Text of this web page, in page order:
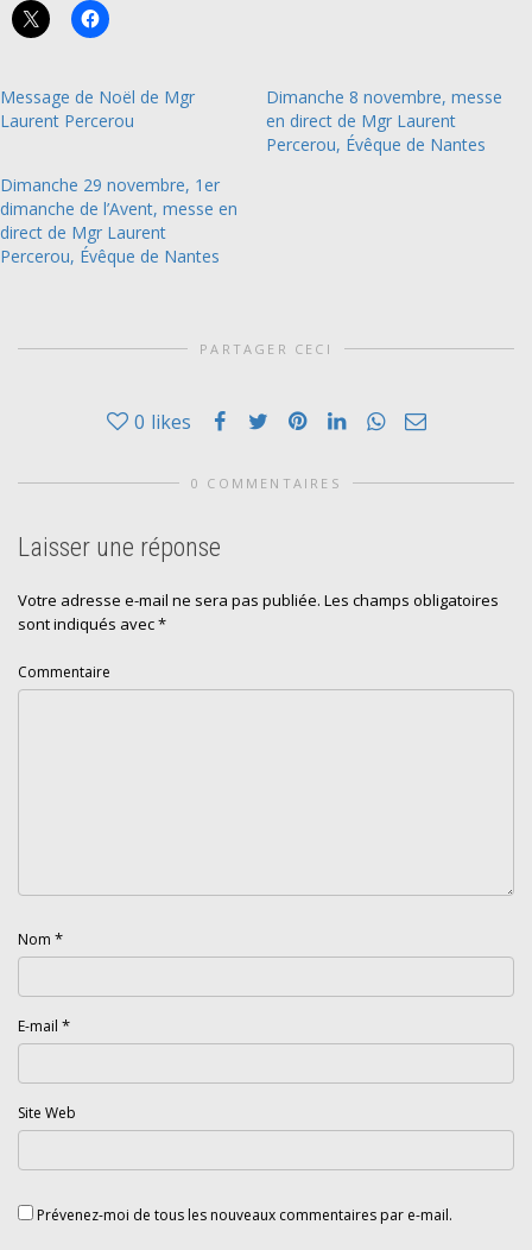
Message de Noël de Mgr
Laurent Percerou
Dimanche 8 novembre, messe
en direct de Mgr Laurent
Percerou, Évêque de Nantes
Dimanche 29 novembre, 1er
dimanche de l’Avent, messe en
direct de Mgr Laurent
Percerou, Évêque de Nantes
PARTAGER CECI
0 likes
0 COMMENTAIRES
Laisser une réponse
Votre adresse e-mail ne sera pas publiée. Les champs obligatoires
sont indiqués avec*
Commentaire
Nom *
E-mail *
Site Web
Prévenez-moi de tous les nouveaux commentaires par e-mail.